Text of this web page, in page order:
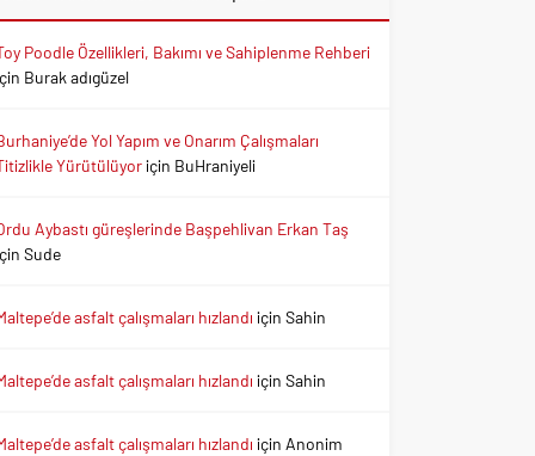
Poodle Özellikleri, Bakımı ve Sahiplenme Rehberi
Burak adıgüzel
Yol Yapım ve Onarım Çalışmaları
Yürütülüyoriçin BuHraniyeli
Aybastı güreşlerinde Başpehlivan Erkan Taş
Sude
asfalt çalışmaları hızlandı içinSahin
asfalt çalışmaları hızlandı içinSahin
asfalt çalışmaları hızlandı için Anonim